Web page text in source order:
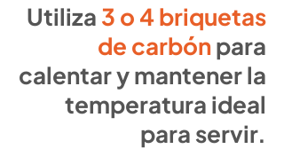
Utiliza 3 o 4 briquetas
de carbónpara
calentar y mantener la
temperatura ideal
para servir.